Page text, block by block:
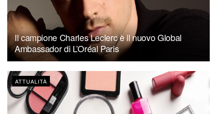
Il campione Charles Leclerc è il nuovo Global
Ambassador di L’Oréal Paris
ATTUALITÀ